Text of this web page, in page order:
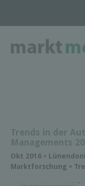
Trends in der
Managements
Okt 2016 •
Marktforschung •